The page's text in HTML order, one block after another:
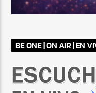
BE ONE | ON AIR | EN